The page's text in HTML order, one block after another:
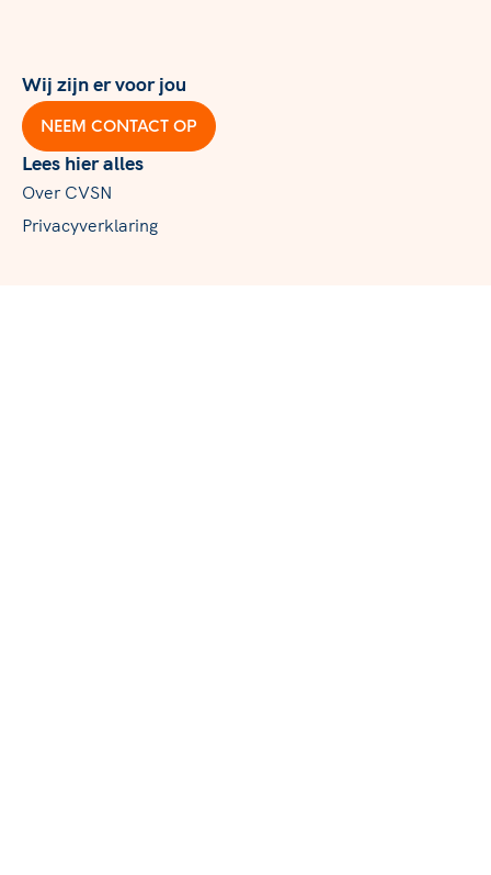
Wij zijn er voor jou
NEEM CONTACT OP
Lees hier alles
Over CVSN
Privacyverklaring